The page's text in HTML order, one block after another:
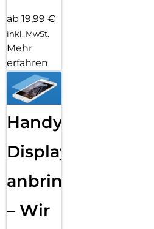
ab 19,99 €
inkl. MwSt.
Mehr
erfahren
Handy
Displayfolie
anbringen
– Wir